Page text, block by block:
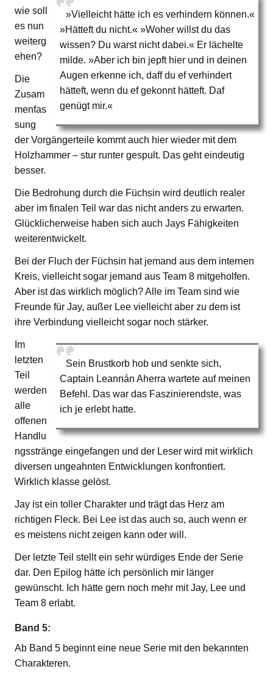
»Vielleicht hätte ich es verhindern können.«
»Hätteft du nicht.« »Woher willst du das
wissen? Du warst nicht dabei.« Er lächelte
milde. »Aber ich bin jepft hier und in deinen
Augen erkenne ich, daff du ef verhindert
hätteft, wenn du ef gekonnt hätteft. Daf
genügt mir.«
wie soll
es nun
weiterg
ehen?
Die
Zusam
menfas
sung
der Vorgängerteile kommt auch hier wieder mit dem
Holzhammer – stur runter gespult. Das geht eindeutig
besser.
Die Bedrohung durch die Füchsin wird deutlich realer
aber im finalen Teil war das nicht anders zu erwarten.
Glücklicherweise haben sich auch Jays Fähigkeiten
weiterentwickelt.
Bei der Fluch der Füchsin hat jemand aus dem internen
Kreis, vielleicht sogar jemand aus Team 8 mitgeholfen.
Aber ist das wirklich möglich? Alle im Team sind wie
Freunde für Jay, außer Lee vielleicht aber zu dem ist
ihre Verbindung vielleicht sogar noch stärker.
Sein Brustkorb hob und senkte sich,
Captain Leannán Aherra wartete auf meinen
Befehl. Das war das Faszinierendste, was
ich je erlebt hatte.
Im
letzten
Teil
werden
alle
offenen
Handlu
ngsstränge eingefangen und der Leser wird mit wirklich
diversen ungeahnten Entwicklungen konfrontiert.
Wirklich klasse gelöst.
Jay ist ein toller Charakter und trägt das Herz am
richtigen Fleck. Bei Lee ist das auch so, auch wenn er
es meistens nicht zeigen kann oder will.
Der letzte Teil stellt ein sehr würdiges Ende der Serie
dar. Den Epilog hätte ich persönlich mir länger
gewünscht. Ich hätte gern noch mehr mit Jay, Lee und
Team 8 erlabt.
Band 5:
Ab Band 5 beginnt eine neue Serie mit den bekannten
Charakteren.